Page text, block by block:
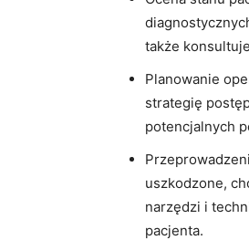
także
Planowanie
strategię
potencjalnych
uszkodzone,
narzędzi i
pacjenta.